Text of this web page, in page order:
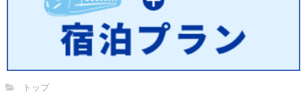
トップ